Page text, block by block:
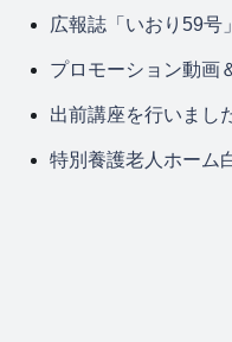
広報誌「いおり59号
プロモーション動画
出前講座を行いまし
特別養護老人ホーム